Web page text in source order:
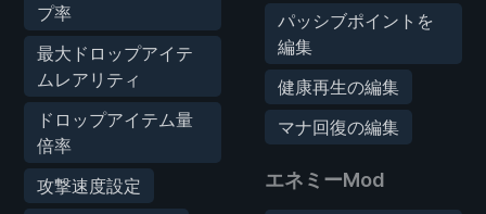
プ率
最大ドロップアイテ
ムレアリティ
ドロップアイテム量
倍率
攻撃速度設定
パッシブポイントを
編集
健康再生の編集
マナ回復の編集
エネミーMod